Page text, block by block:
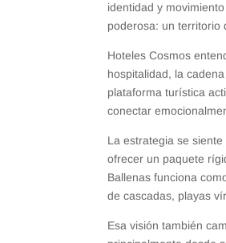
identidad y
poderosa: un territorio
Hoteles Cosmos
hospitalidad, la
plataforma turística
conectar
La estrategia se
ofrecer un paquete
Ballenas funciona
de cascadas, playas
Esa visión también